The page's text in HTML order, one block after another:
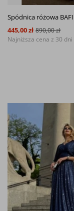
Spódnica różowa BAFI
445,00 zł 890,00 zł
Najniższa cena z 30 dni